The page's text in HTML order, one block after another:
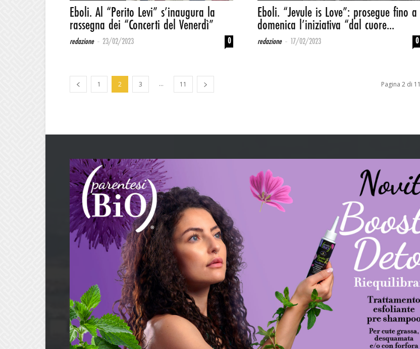
Eboli. Al “Perito Levi” s’inaugura la
rassegna dei “Concerti del Venerdì”
redazione - 23/02/2023 0
Eboli. “Jevule is Love”: prosegue fino a
domenica l’iniziativa “dal cuore...
redazione - 17/02/2023 0
1 2 3 ... 11 Pagina 2 di 11